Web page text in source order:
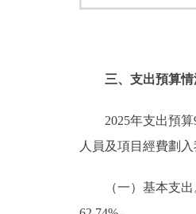
三、支出預算情
2025年支出預算
人員及項目經費劃
（一）基本支出。